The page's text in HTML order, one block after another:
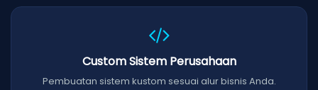
Custom Sistem Perusahaan
Pembuatan sistem kustom sesuai alur bisnis Anda.